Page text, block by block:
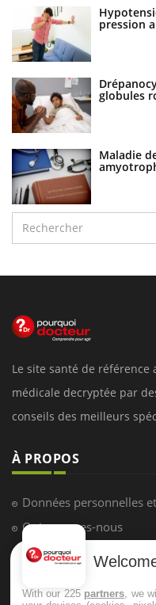
pression
globules
Maladie
Le site santé de
médicale decryptée par
conseils des meilleurs
À PROPOS
Données personnelles
Qui sommes-nous
Conditions d'utilisation
Mentions Légales
With our 225 partners , we